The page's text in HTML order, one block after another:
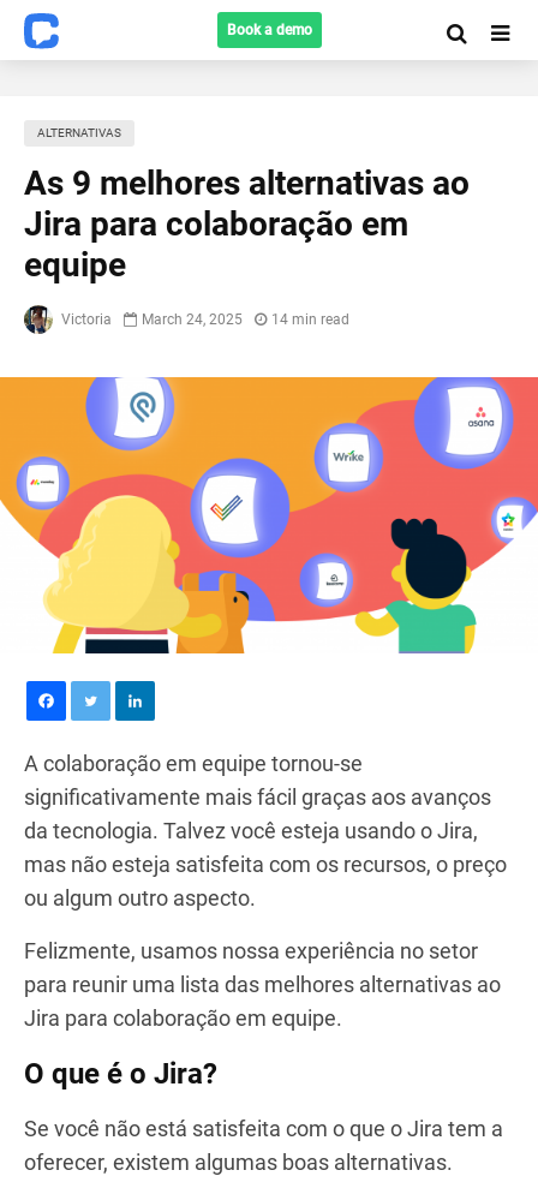
Book a demo
ALTERNATIVAS
As 9 melhores alternativas ao
Jira para colaboração em
equipe
Victoria March 24, 2025 14 min read
A colaboração em equipe tornou-se
significativamente mais fácil graças aos avanços
da tecnologia. Talvez você esteja usando o Jira,
mas não esteja satisfeita com os recursos, o preço
ou algum outro aspecto.
Felizmente, usamos nossa experiência no setor
para reunir uma lista das melhores alternativas ao
Jira para colaboração em equipe.
O que é o Jira?
Se você não está satisfeita com o que o Jira tem a
oferecer, existem algumas boas alternativas.